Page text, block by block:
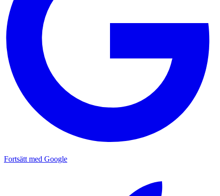
Fortsätt med Google